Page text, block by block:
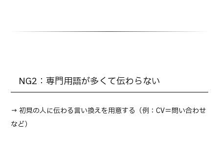
NG2：専門用語が多くて伝わらない
→ 初見の人に伝わる言い換えを用意する（例：CV＝問い合わせ
など）